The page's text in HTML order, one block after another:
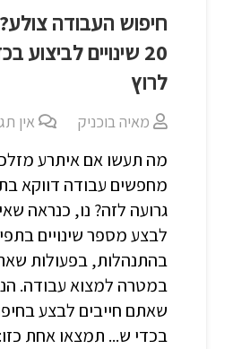
חיפוש העבודה
20 שינויים לביצוע
לרוץ
מאיה בוכניק אין
מה תעשו אם איתרע
מחפשים עבודה דווקא
גרועה לזה? נו, כנראה
לבצע מספר שינויים
בהתנהלות, בפעולות
שאתם חייבים לבצע
בכדי ש... תמצאו אחת כזו: